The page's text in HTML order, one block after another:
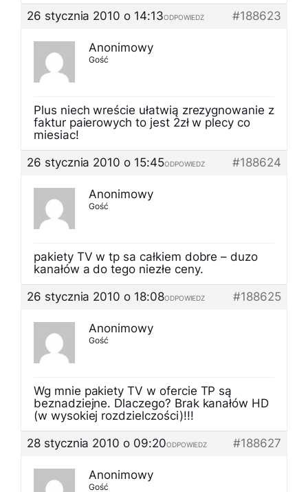
26 stycznia 2010 o 14:13
#188623
ODPOWIEDZ
Anonimowy
Gość
Plus niech wreście ułatwią zrezygnowanie z
faktur paierowych to jest 2zł w plecy co
miesiac!
26 stycznia 2010 o 15:45
#188624
ODPOWIEDZ
Anonimowy
Gość
pakiety TV w tp sa całkiem dobre – duzo
kanałów a do tego niezłe ceny.
26 stycznia 2010 o 18:08
#188625
ODPOWIEDZ
Anonimowy
Gość
Wg mnie pakiety TV w ofercie TP są
beznadziejne. Dlaczego? Brak kanałów HD
(w wysokiej rozdzielczości)!!!
28 stycznia 2010 o 09:20
#188627
ODPOWIEDZ
Anonimowy
Gość